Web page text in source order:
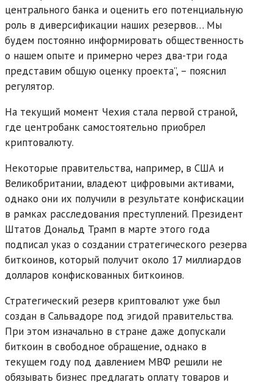
центрального банка и оценить его потенциальную
роль в диверсификации наших резервов… Мы
будем постоянно информировать общественность
о нашем опыте и примерно через два-три года
представим общую оценку проекта”, – пояснил
регулятор.
На текущий момент Чехия стала первой страной,
где центробанк самостоятельно приобрел
криптовалюту.
Некоторые правительства, например, в США и
Великобритании, владеют цифровыми активами,
однако они их получили в результате конфискации
в рамках расследования преступлений. Президент
Штатов Дональд Трамп в марте этого года
подписал указ о создании стратегического резерва
биткоинов, который получит около 17 миллиардов
долларов конфискованных биткоинов.
Стратегический резерв криптовалют уже был
создан в Сальвадоре под эгидой правительства.
При этом изначально в стране даже допускали
биткоин в свободное обращение, однако в
текущем году под давлением МВФ решили не
обязывать бизнес предлагать оплату товаров и